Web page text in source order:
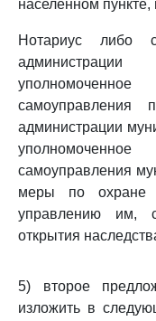
населенном пункте,
Нотариус либо
самоуправления
администрации
самоуправления
меры по охране
управлению им,
открытия
5) второе
изложить в